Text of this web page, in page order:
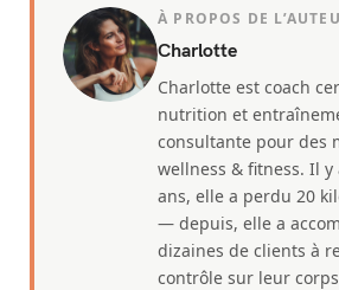
À PROPOS DE
Charlotte
Charlotte est coach
nutrition et
consultante pour des
wellness & fitness. Il
ans, elle a perdu 20
— depuis, elle a
dizaines de clients à
contrôle sur leur